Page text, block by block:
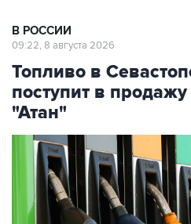
В РОССИИ
09:22, 8 августа 2026
Топливо в
поступит в
"Атан"